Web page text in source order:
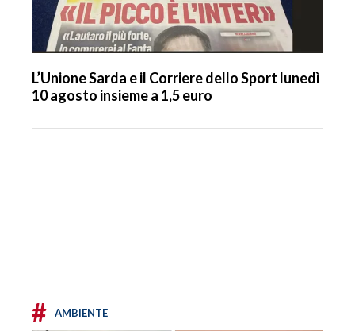
L’Unione Sarda e il Corriere dello Sport lunedì
10 agosto insieme a 1,5 euro
# AMBIENTE